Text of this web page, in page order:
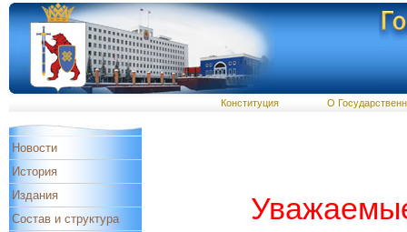
Конституция О
Новости
История
Издания
Состав и структура